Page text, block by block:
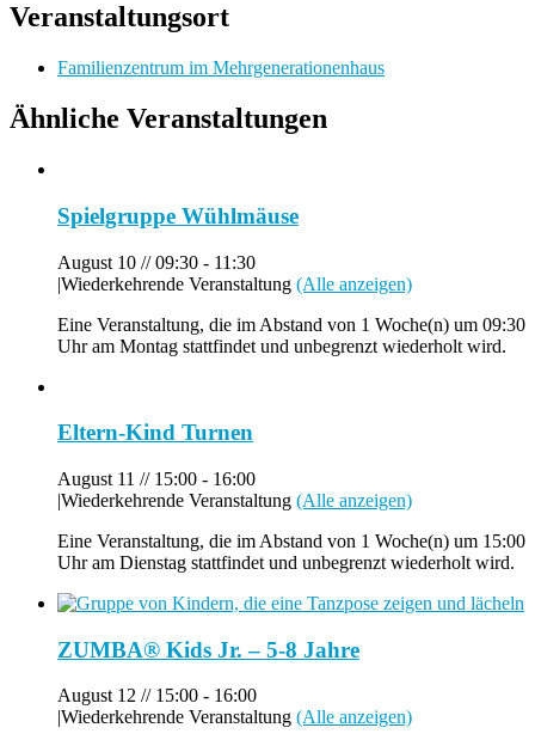
Veranstaltungsort
Familienzentrum im Mehrgenerationenhaus
Ähnliche Veranstaltungen
Spielgruppe Wühlmäuse
August 10 // 09:30 - 11:30
|Wiederkehrende Veranstaltung (Alle anzeigen)
Eine Veranstaltung, die im Abstand von 1 Woche(n) um 09:30
Uhr am Montag stattfindet und unbegrenzt wiederholt wird.
Eltern-Kind Turnen
August 11 // 15:00 - 16:00
|Wiederkehrende Veranstaltung (Alle anzeigen)
Eine Veranstaltung, die im Abstand von 1 Woche(n) um 15:00
Uhr am Dienstag stattfindet und unbegrenzt wiederholt wird.
ZUMBA® Kids Jr. – 5-8 Jahre
August 12 // 15:00 - 16:00
|Wiederkehrende Veranstaltung (Alle anzeigen)